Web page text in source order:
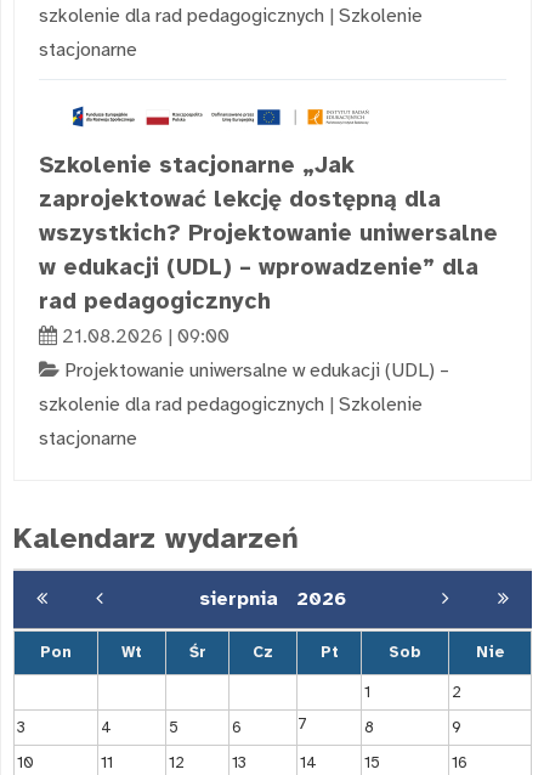
szkolenie dla rad pedagogicznych | Szkolenie
stacjonarne
Szkolenie stacjonarne „Jak
zaprojektować lekcję dostępną dla
wszystkich? Projektowanie uniwersalne
w edukacji (UDL) – wprowadzenie” dla
rad pedagogicznych
21.08.2026 | 09:00
Projektowanie uniwersalne w edukacji (UDL) –
szkolenie dla rad pedagogicznych | Szkolenie
stacjonarne
Kalendarz wydarzeń
sierpnia 2026
Pon Wt Śr Cz Pt Sob Nie
1
2
3
4 5 6 7 8
9
10
11 12 13 14 15
16